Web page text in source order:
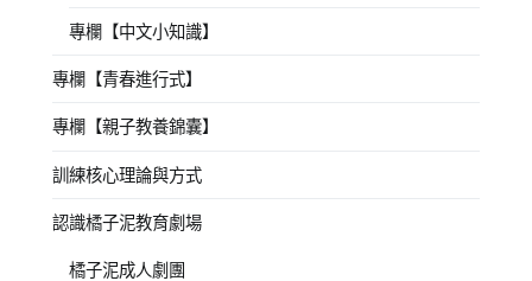
專欄【中文小知識】
專欄【青春進行式】
專欄【親子教養錦囊】
訓練核心理論與方式
認識橘子泥教育劇場
橘子泥成人劇團